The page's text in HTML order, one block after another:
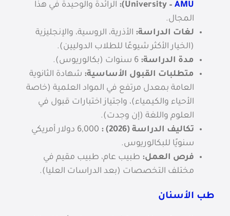
University – AMU
): الرائدة والوحيدة في هذا
المجال.
لغات الدراسة: الأذرية، الروسية، والإنجليزية
(الخيار الأكثر شيوعًا للطلاب الدوليين).
مدة الدراسة:
متطلبات القبول الأساسية: شهادة الثانوية
العامة بمعدل مرتفع في المواد العلمية (خاصة
الأحياء والكيمياء)، واجتياز اختبارات قبول في
العلوم واللغة (إن وجدت).
تكاليف الدراسة (2026) :
6,000 دولار أمريكي
سنويًا للبكالوريوس.
فرص العمل: طبيب عام، طبيب مقيم في
مختلف التخصصات (بعد الدراسات العليا).
طب الأسنان